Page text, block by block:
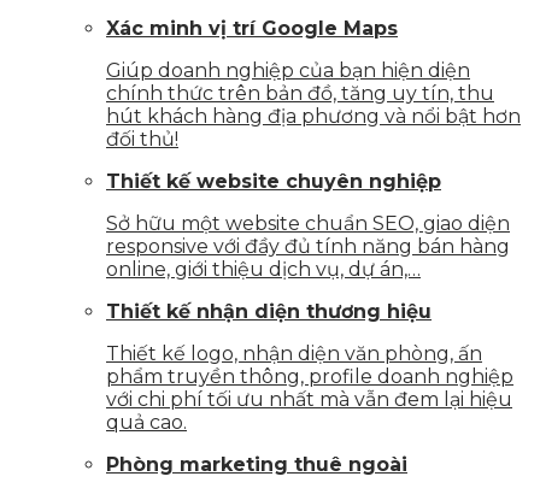
Xác minh vị trí Google Maps
Giúp doanh nghiệp của bạn hiện diện
chính thức trên bản đồ, tăng uy tín, thu
hút khách hàng địa phương và nổi bật hơn
đối thủ!
Thiết kế website chuyên nghiệp
Sở hữu một website chuẩn SEO, giao diện
responsive với đầy đủ tính năng bán hàng
online, giới thiệu dịch vụ, dự án,…
Thiết kế nhận diện thương hiệu
Thiết kế logo, nhận diện văn phòng, ấn
phẩm truyền thông, profile doanh nghiệp
với chi phí tối ưu nhất mà vẫn đem lại hiệu
quả cao.
Phòng marketing thuê ngoài